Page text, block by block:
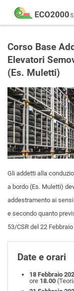
Eco
2000
Formazione
consulenza
per
la
sicurezza
sul
lavoro
–
D.Lgs
81/08
Corso Base
Elevatori
(Es. Muletti)
Gli addetti alla
a bordo (Es. Muletti)
addestramento ai
e secondo quanto
53/CSR del 22
Date e orari
18 Febbraio
ore 18.00